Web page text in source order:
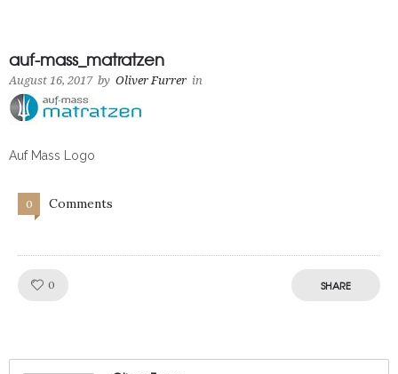
auf-mass_matratzen
August 16, 2017 by Oliver Furrer in
Auf Mass Logo
0 Comments
0 SHARE